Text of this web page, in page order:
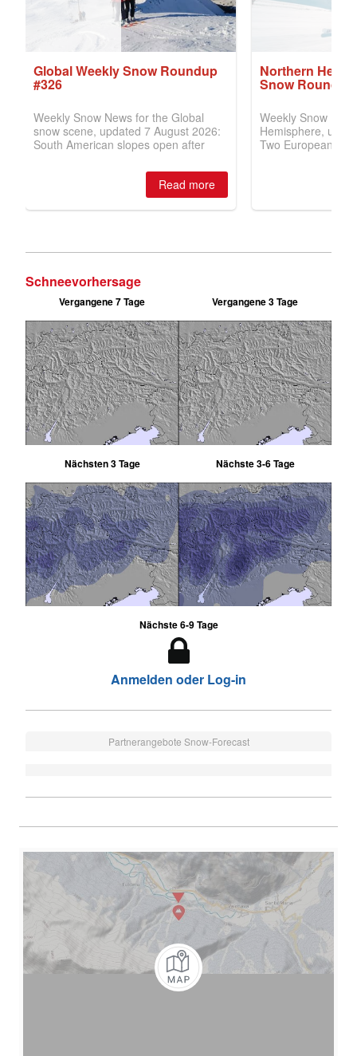
Schneevorhersage
Vergangene 7 Tage Vergangene 3 Tage
Nächsten 3 Tage Nächste 3-6 Tage
Nächste 6-9 Tage
Anmelden oder Log-in
Partnerangebote Snow-Forecast